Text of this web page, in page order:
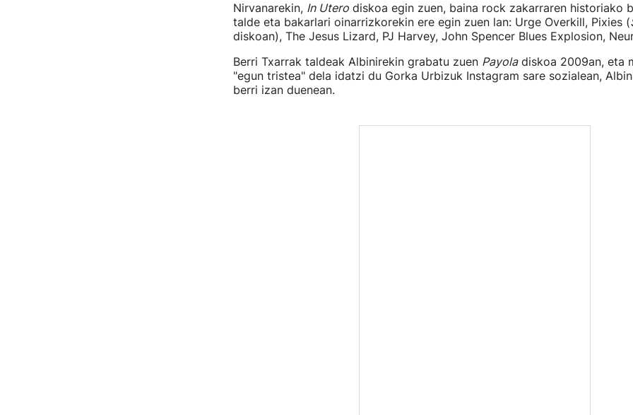
Nirvanarekin, In Uterodiskoa egin zuen, baina rock zakarraren historiako
talde eta bakarlari oinarrizkorekin ere egin zuen lan: Urge Overkill, Pixies (
diskoan), The Jesus Lizard, PJ Harvey, John Spencer Blues Explosion,
Berri Txarrak taldeak Albinirekin grabatu zuen Payoladiskoa 2009an, eta
"egun tristea" dela idatzi du Gorka Urbizuk Instagram sare sozialean,
berri izan duenean.